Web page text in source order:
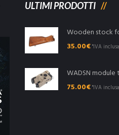
ULTIMI PRODOTTI
Wooden stock
35.00€"IVA
WADSN module
75.00€"IVA